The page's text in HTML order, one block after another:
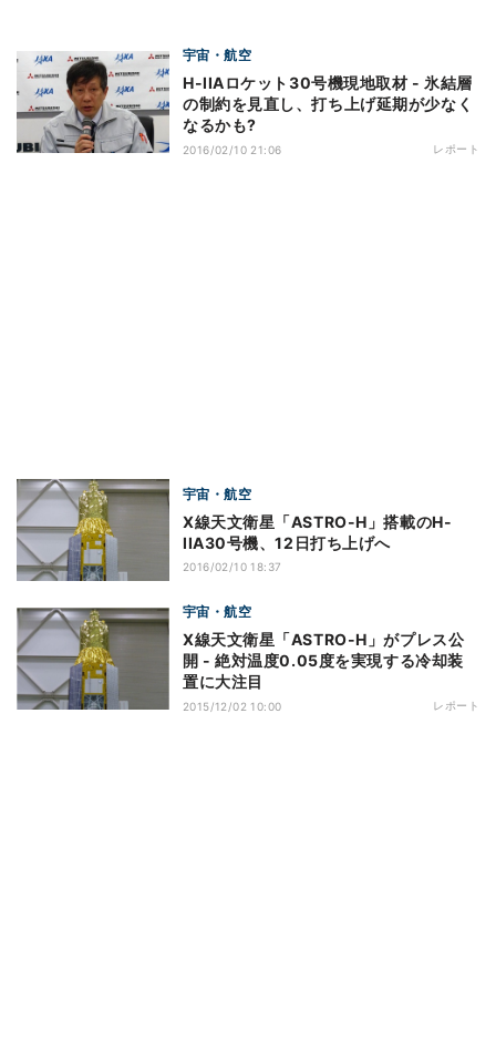
宇宙・航空
H-IIAロケット30号機現地取材 - 氷結層
の制約を見直し、打ち上げ延期が少なく
なるかも?
2016/02/10 21:06 レポート
宇宙・航空
X線天文衛星「ASTRO-H」搭載のH-
IIA30号機、12日打ち上げへ
2016/02/10 18:37
宇宙・航空
X線天文衛星「ASTRO-H」がプレス公
開 - 絶対温度0.05度を実現する冷却装
置に大注目
2015/12/02 10:00 レポート